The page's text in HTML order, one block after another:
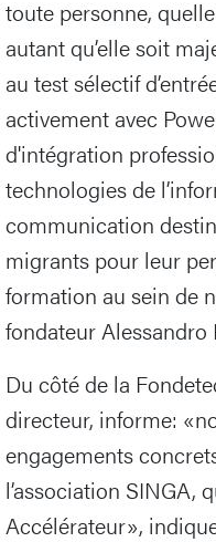
toute personne,
autant qu’elle soit
au test sélectif
activement avec
d'intégration
technologies de
communication
migrants pour leur
formation au sein de
fondateur Alessandro
Du côté de la
directeur, informe:
engagements
l’association SINGA,
Accélérateur»,